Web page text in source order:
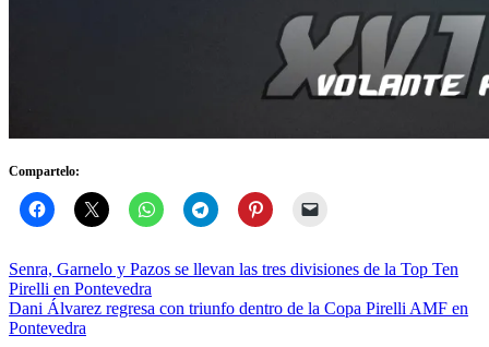
Compartelo:
Navegación
de
entradas
Senra, Garnelo y Pazos se llevan las tres divisiones de la Top Ten
Pirelli en Pontevedra
Dani Álvarez regresa con triunfo dentro de la Copa Pirelli AMF en
Pontevedra